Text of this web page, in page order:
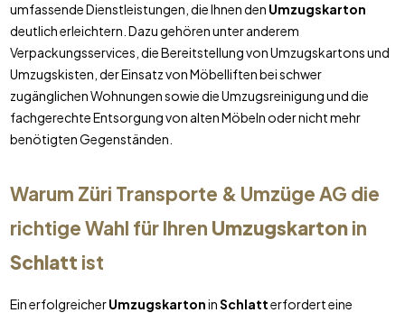
umfassende Dienstleistungen, die Ihnen den Umzugskarton
deutlich erleichtern. Dazu gehören unter anderem
Verpackungsservices, die Bereitstellung von Umzugskartons und
Umzugskisten, der Einsatz von Möbelliften bei schwer
zugänglichen Wohnungen sowie die Umzugsreinigung und die
fachgerechte Entsorgung von alten Möbeln oder nicht mehr
benötigten Gegenständen.
Warum Züri Transporte & Umzüge AG die
richtige Wahl für Ihren Umzugskartonin
Schlatt ist
Ein erfolgreicherUmzugskartoninSchlatterfordert eine